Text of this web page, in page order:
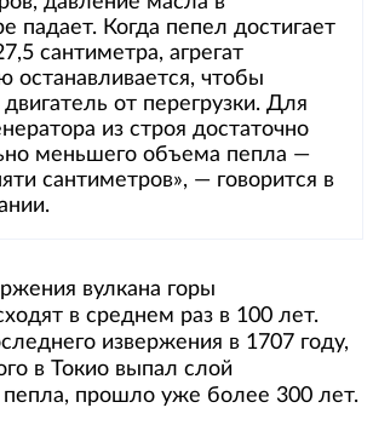
падает. Когда пепел достигает
сантиметра, агрегат
останавливается, чтобы
от перегрузки. Для
из строя достаточно
меньшего объема пепла —
сантиметров», — говорится в
вулкана горы
в среднем раз в 100 лет.
извержения в 1707 году,
в Токио выпал слой
пепла, прошло уже более 300 лет.